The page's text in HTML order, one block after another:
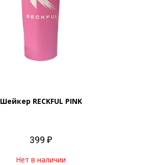
Шейкер RECKFUL PINK
399 ₽
Нет в наличии